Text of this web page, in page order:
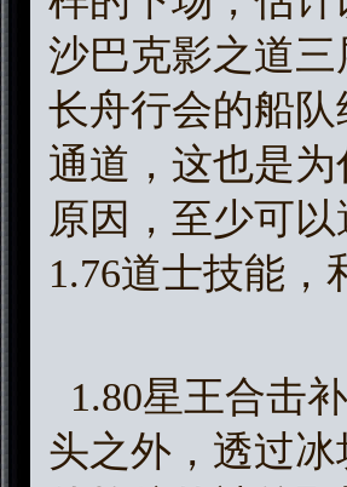
沙巴克影之道
长舟行会的船
通道，这也是
原因，至少可
1.76道士技能
1.80星王合击
头之外，透过